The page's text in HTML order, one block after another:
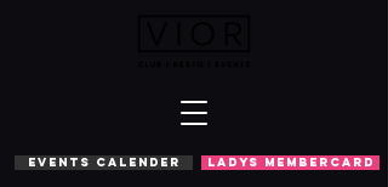
EVENTS CALENDER LADYS MEMBERCARD